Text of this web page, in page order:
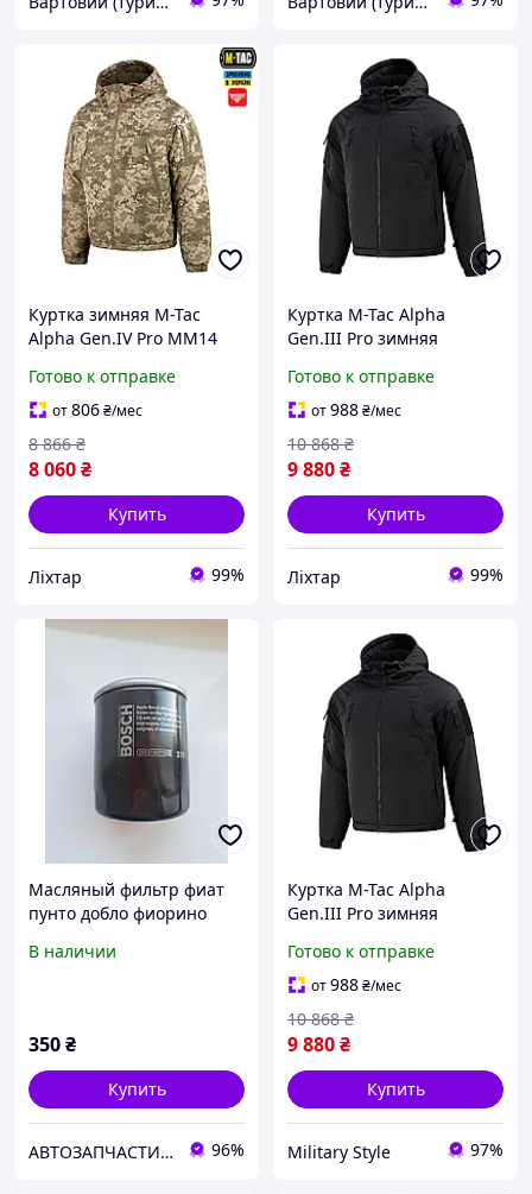
Куртка зимняя M-Tac
Alpha Gen.IV Pro MM14
Готово к отправке
от806₴/мес
8 060₴
8 866 ₴
Купить
Ліхтар 99%
Куртка M-Tac Alpha
Gen.III Pro зимняя
8000/8000 Black до -20°C
3XL/R [2049-liht]
Готово к отправке
от988₴/мес
9 880₴
10 868 ₴
Купить
Ліхтар 99%
Масляный фильтр фиат
пунто добло фиорино
опель киа форд хонда
В наличии
350₴
Купить
АВТОЗАПЧАСТИНИ-ВІКТОР 96%
Куртка M-Tac Alpha
Gen.III Pro зимняя
8000/8000 Black до -20°C
3XL/R 1
Готово к отправке
от988₴/мес
9 880₴
10 868 ₴
Купить
Military Style 97%